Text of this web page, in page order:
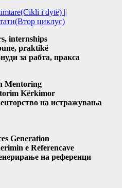
i dytë) ||
циклус)
internships
praktikë
за рабта, пракса
Mentoring
Kërkimor
на истражувања
Generation
e Referencave
на референци